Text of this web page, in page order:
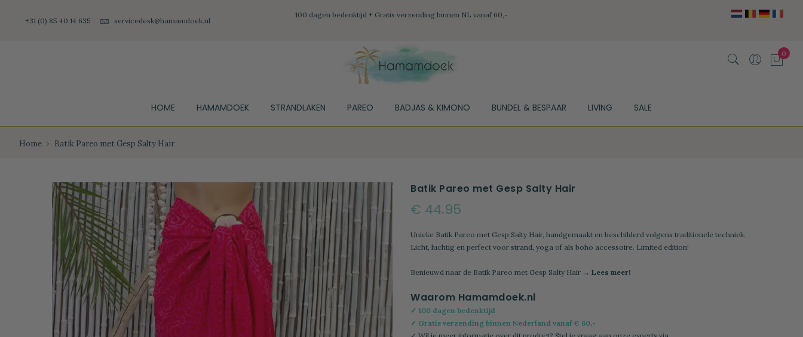
+31 (0) 85 40 14 635 servicedesk@hamamdoek.nl
100 dagen bedenktijd + Gratis verzending binnen NL vanaf 60,-
HOME HAMAMDOEK STRANDLAKEN PAREO BADJAS & KIMONO BUNDEL & BESPAAR LIVING SALE
Home Batik Pareo met Gesp Salty Hair
Batik Pareo met Gesp Salty Hair
€ 44.95
Unieke Batik Pareo met Gesp Salty Hair, handgemaakt en beschilderd volgens traditionele techniek.
Licht, luchtig en perfect voor strand, yoga of als boho accessoire. Limited edition!
Benieuwd naar de Batik Pareo met Gesp Salty Hair → Lees meer!
Waarom Hamamdoek.nl
✓ 100 dagen bedenktijd
✓ Gratis verzending binnen Nederland vanaf € 60,-